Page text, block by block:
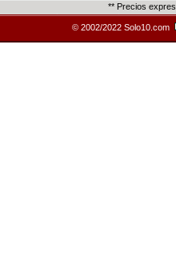
** Precios
© 2002/2022 Solo10.com